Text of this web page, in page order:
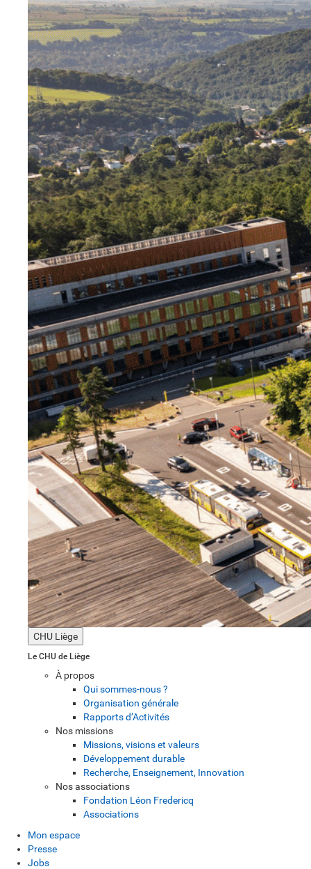
CHU Liège
Le CHU de Liège
À propos
Qui sommes-nous ?
Organisation générale
Rapports d’Activités
Nos missions
Missions, visions et valeurs
Développement durable
Recherche, Enseignement, Innovation
Nos associations
Fondation Léon Fredericq
Associations
Mon espace
Presse
Jobs